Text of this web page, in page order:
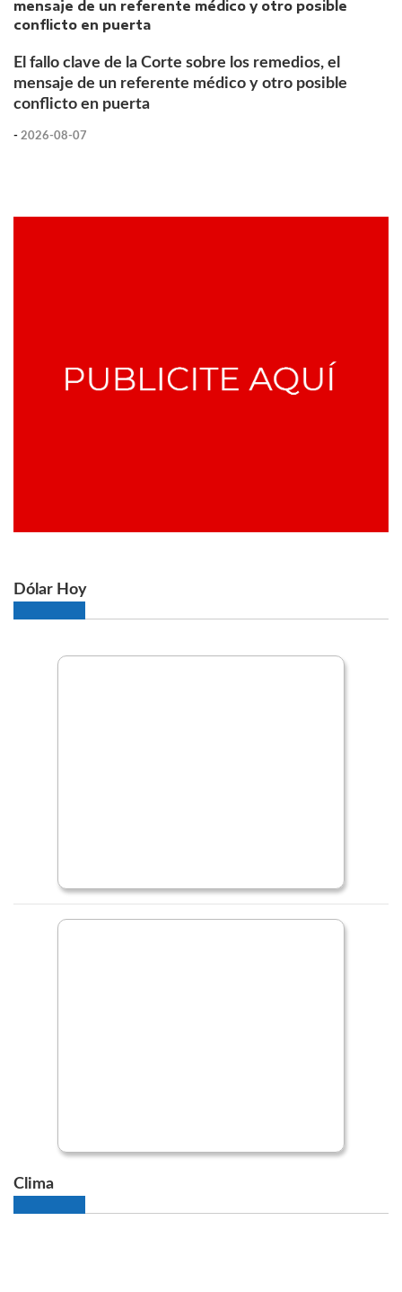
El fallo clave de la Corte sobre los remedios, el
mensaje de un referente médico y otro posible
conflicto en puerta
- 2026-08-07
Dólar Hoy
Clima